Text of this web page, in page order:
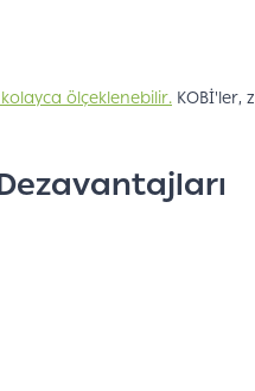
ölçeklenebilir. KOBİ'ler,
Dezavantajları